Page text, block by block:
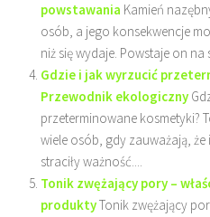
powstawania Kamień
osób, a jego konsekwencje
niż się wydaje. Powstaje on na
Gdzie i jak wyrzucić
Przewodnik ekologiczny
przeterminowane kosmetyki?
wiele osób, gdy zauważają,
straciły ważność....
Tonik zwężający pory –
produktyTonik zwężający